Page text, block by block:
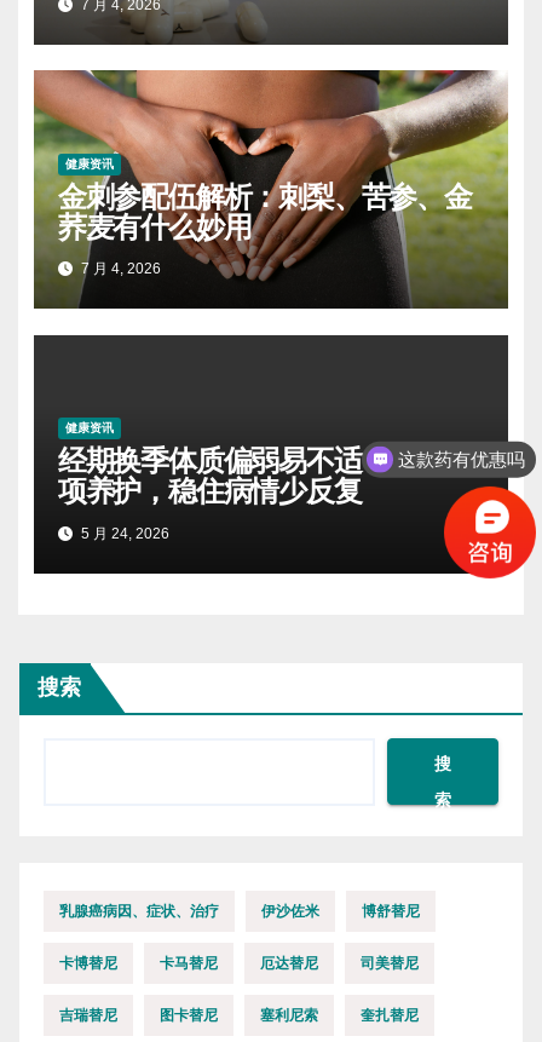
7 月 4, 2026
健康资讯
金刺参配伍解析：刺梨、苦参、金
荞麦有什么妙用
7 月 4, 2026
健康资讯
经期换季体质偏弱易不适！妇科专
项养护，稳住病情少反复
5 月 24, 2026
搜索
搜
索
乳腺癌病因、症状、治疗 伊沙佐米 博舒替尼
卡博替尼 卡马替尼 厄达替尼 司美替尼
吉瑞替尼 图卡替尼 塞利尼索 奎扎替尼
这款药有优惠吗